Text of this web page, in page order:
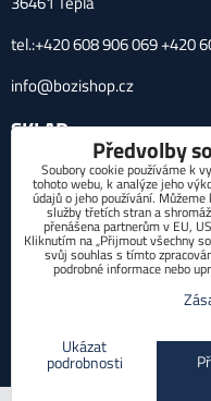
tel.:+420 608 906 069 +420
info@bozishop.cz
SKLAD
Zahrádka 27, 36461 Teplá
POTŘEBUJETE
Váš telefon:*
Odeslat
Předvolby
Soubory cookie používáme k
tohoto webu, k analýze jeho
údajů o jeho používání.
služby třetích stran a
přenášena partnerům v EU,
Kliknutím na „Přijmout všechny
svůj souhlas s tímto
podrobné informace nebo
Ukázat
podrobnosti